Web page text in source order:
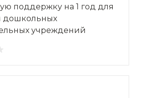
поддержку на 1 год для
дошкольных
учреждений